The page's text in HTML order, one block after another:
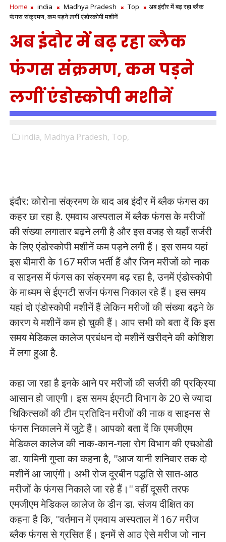
Home india Madhya Pradesh Top
अब इंदौर में बढ़ रहा ब्लैक
फंगस संक्रमण, कम पड़ने लगीं एंडोस्कोपी मशीनें
अब इंदौर में बढ़ रहा ब्लैक
फंगस संक्रमण, कम पड़ने
लगीं एंडोस्कोपी मशीनें
india, Madhya Pradesh, Top,
इंदौर: कोरोना संक्रमण के बाद अब इंदौर में ब्लैक फंगस का
कहर छा रहा है. एमवाय अस्पताल में ब्लैक फंगस के मरीजों
की संख्या लगातार बढ़ने लगी है और इस वजह से यहाँ सर्जरी
के लिए एंडोस्कोपी मशीनें कम पड़ने लगी हैं। इस समय यहां
इस बीमारी के 167 मरीज भर्ती हैं और जिन मरीजों को नाक
व साइनस में फंगस का संक्रमण बढ़ रहा है, उनमें एंडोस्कोपी
के माध्यम से ईएनटी सर्जन फंगस निकाल रहे हैं। इस समय
यहां दो एंडोस्कोपी मशीनें हैं लेकिन मरीजों की संख्या बढ़ने के
कारण ये मशीनें कम हो चुकी हैं। आप सभी को बता दें कि इस
समय मेडिकल कालेज प्रबंधन दो मशीनें खरीदने की कोशिश
में लगा हुआ है.
कहा जा रहा है इनके आने पर मरीजों की सर्जरी की प्रक्रिया
आसान हो जाएगी। इस समय ईएनटी विभाग के 20 से ज्यादा
चिकित्सकों की टीम प्रतिदिन मरीजों की नाक व साइनस से
फंगस निकालने में जुटे हैं। आपको बता दें कि एमजीएम
मेडिकल कालेज की नाक-कान-गला रोग विभाग की एचओडी
डा. यामिनी गुप्ता का कहना है, ''आज यानी शनिवार तक दो
मशीनें आ जाएंगी। अभी रोज दूरबीन पद्धति से सात-आठ
मरीजों के फंगस निकाले जा रहे हैं।'' वहीं दूसरी तरफ
एमजीएम मेडिकल कालेज के डीन डा. संजय दीक्षित का
कहना है कि, ''वर्तमान में एमवाय अस्पताल में 167 मरीज
ब्लैक फंगस से ग्रसित हैं। इनमें से आठ ऐसे मरीज जो नान